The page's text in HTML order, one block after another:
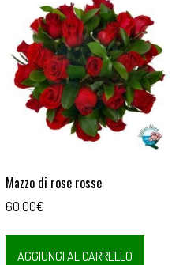
Mazzo di rose rosse
60,00€
AGGIUNGI AL CARRELLO